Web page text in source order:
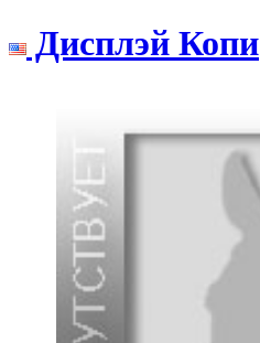
Дисплэй Копи